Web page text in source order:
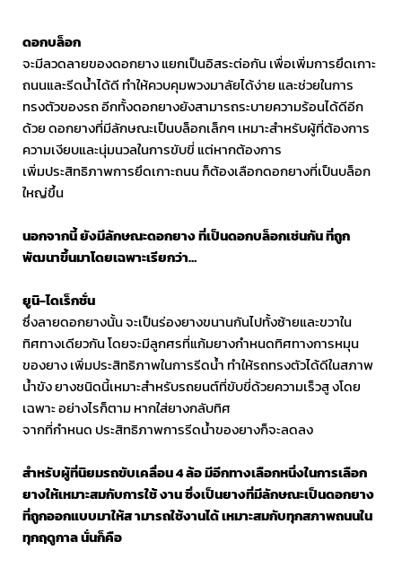
ดอกบล็อก
จะมีลวดลายของดอกยาง แยกเป็นอิสระต่อกัน เพื่อเพิ่มการยึดเกาะ
ถนนและรีดน้ำได้ดี ทำให้ควบคุมพวงมาลัยได้ง่าย และช่วยในการ
ทรงตัวของรถ อีกทั้งดอกยางยังสามารถระบายความร้อนได้ดีอีก
ด้วย ดอกยางที่มีลักษณะเป็นบล็อกเล็กๆ เหมาะสำหรับผู้ที่ต้องการ
ความเงียบและนุ่มนวลในการขับขี่ แต่หากต้องการ
เพิ่มประสิทธิภาพการยึดเกาะถนน ก็ต้องเลือกดอกยางที่เป็นบล็อก
ใหญ่ขึ้น
นอกจากนี้ ยังมีลักษณะดอกยาง ที่เป็นดอกบล็อกเช่นกัน ที่ถูก
พัฒนาขึ้นมาโดยเฉพาะเรียกว่า…
ยูนิ-ไดเร็กชั่น
ซึ่งลายดอกยางนั้น จะเป็นร่องยางขนานกันไปทั้งซ้ายและขวาใน
ทิศทางเดียวกัน โดยจะมีลูกศรที่แก้มยางกำหนดทิศทางการหมุน
ของยาง เพิ่มประสิทธิภาพในการรีดน้ำ ทำให้รถทรงตัวได้ดีในสภาพ
น้ำขัง ยางชนิดนี้เหมาะสำหรับรถยนต์ที่ขับขี่ด้วยความเร็วสู งโดย
เฉพาะ อย่างไรก็ตาม หากใส่ยางกลับทิศ
จากที่กำหนด ประสิทธิภาพการรีดน้ำของยางก็จะลดลง
สำหรับผู้ที่นิยมรถขับเคลื่อน4ล้อมีอีกทางเลือกหนึ่งในการเลือก
ยางให้เหมาะสมกับการใช้ งาน ซึ่งเป็นยางที่มีลักษณะเป็นดอกยาง
ที่ถูกออกแบบมาให้ส ามารถใช้งานได้ เหมาะสมกับทุกสภาพถนนใน
ทุกฤดูกาล นั่นก็คือ